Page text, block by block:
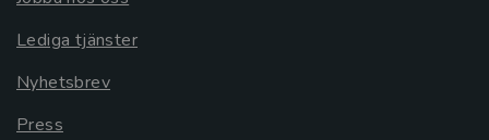
Lediga tjänster
Nyhetsbrev
Press